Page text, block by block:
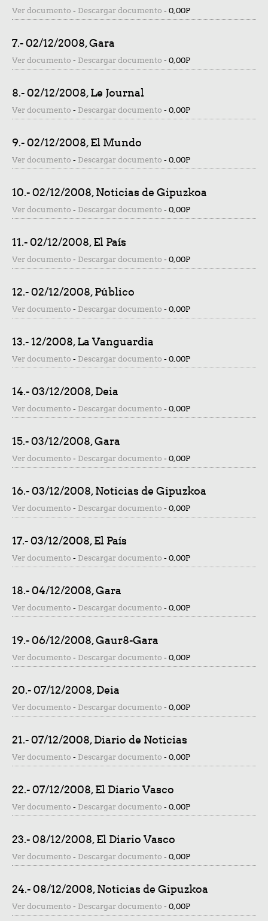
Ver documento - Descargar documento - 0,00P
7.- 02/12/2008, Gara
Ver documento - Descargar documento - 0,00P
8.- 02/12/2008, Le Journal
Ver documento - Descargar documento - 0,00P
9.- 02/12/2008, El Mundo
Ver documento - Descargar documento - 0,00P
10.- 02/12/2008, Noticias de Gipuzkoa
Ver documento - Descargar documento - 0,00P
11.- 02/12/2008, El País
Ver documento - Descargar documento - 0,00P
12.- 02/12/2008, Público
Ver documento - Descargar documento - 0,00P
13.- 12/2008, La Vanguardia
Ver documento - Descargar documento - 0,00P
14.- 03/12/2008, Deia
Ver documento - Descargar documento - 0,00P
15.- 03/12/2008, Gara
Ver documento - Descargar documento - 0,00P
16.- 03/12/2008, Noticias de Gipuzkoa
Ver documento - Descargar documento - 0,00P
17.- 03/12/2008, El País
Ver documento - Descargar documento - 0,00P
18.- 04/12/2008, Gara
Ver documento - Descargar documento - 0,00P
19.- 06/12/2008, Gaur8-Gara
Ver documento - Descargar documento - 0,00P
20.- 07/12/2008, Deia
Ver documento - Descargar documento - 0,00P
21.- 07/12/2008, Diario de Noticias
Ver documento - Descargar documento - 0,00P
22.- 07/12/2008, El Diario Vasco
Ver documento - Descargar documento - 0,00P
23.- 08/12/2008, El Diario Vasco
Ver documento - Descargar documento - 0,00P
24.- 08/12/2008, Noticias de Gipuzkoa
Ver documento - Descargar documento - 0,00P